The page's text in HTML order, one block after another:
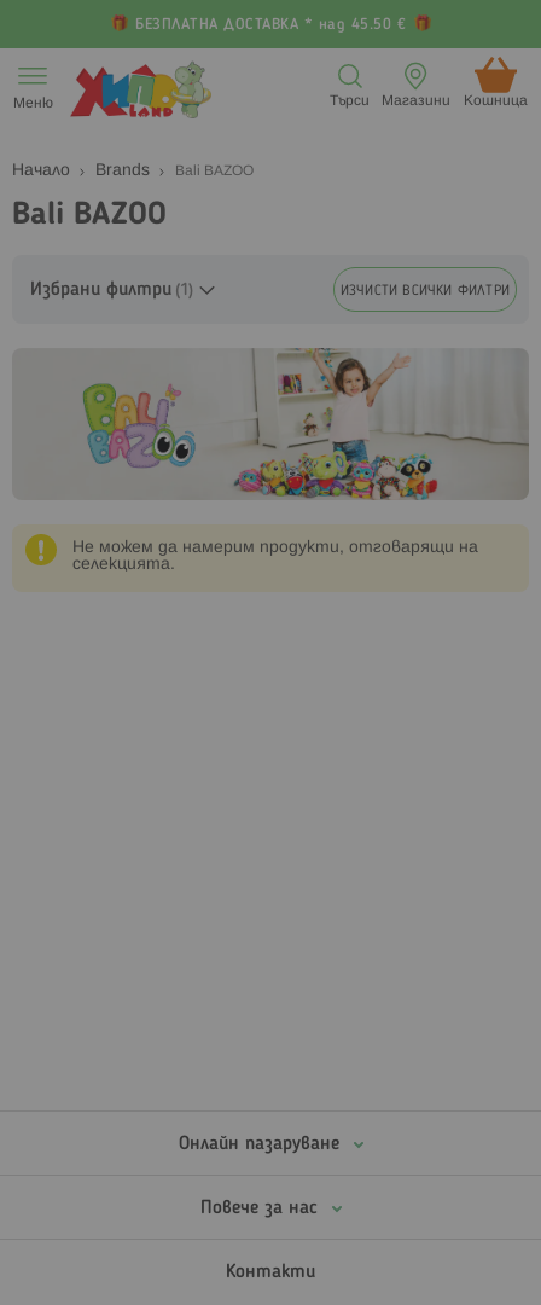
БЕЗПЛАТНА ДОСТАВКА * над 45.50 €
към
съдържанието
Меню Кошница (
Магазини
Търси
Начало Brands Bali BAZOO
Bali BAZOO
Не можем да намерим продукти, отговарящи на
селекцията.
Избрани филтри ИЗЧИСТИ ВСИЧКИ ФИЛТРИ
Онлайн пазаруване
Повече за нас
Контакти